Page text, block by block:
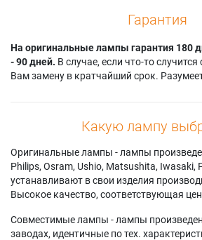
Гарантия
На оригинальные лампы гарантия 180
- 90 дней. В случае, если что-то
Вам замену в кратчайший срок.
Какую лампу
Оригинальные лампы - лампы
Philips, Osram, Ushio, Matsushita, Iwasaki,
устанавливают в свои изделия
Высокое качество, соответствующая
Совместимые лампы - лампы
заводах, идентичные по тех.